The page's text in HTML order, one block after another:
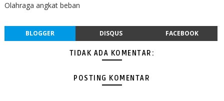
Olahraga angkat beban
BLOGGER DISQUS FACEBOOK
TIDAK ADA KOMENTAR:
POSTING KOMENTAR